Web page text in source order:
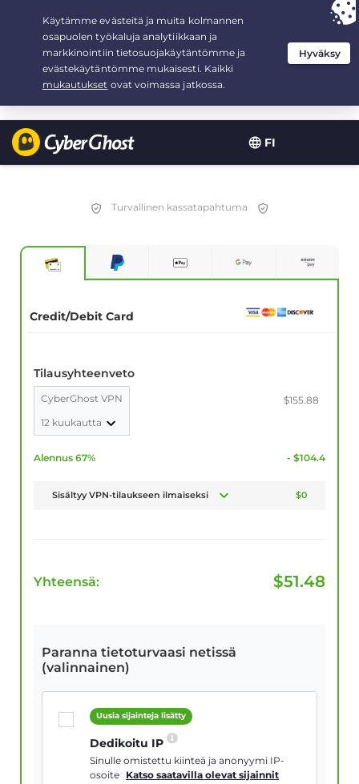
FI
Your choice:The Best Deal for 3.3333333333333-years at $
/month
Turvallinen kassatapahtuma
Credit/Debit Card
Tilausyhteenveto
CyberGhost VPN
12 kuukautta
$155.88
Alennus 67% - $104.4
Sisältyy VPN-tilaukseen ilmaiseksi $0
Yhteensä: $51.48
Paranna tietoturvaasi netissä
(valinnainen)
Uusia sijainteja lisätty
Dedikoitu IP
Sinulle omistettu kiinteä ja anonyymi IP-
osoite Katso saatavilla olevat sijainnit